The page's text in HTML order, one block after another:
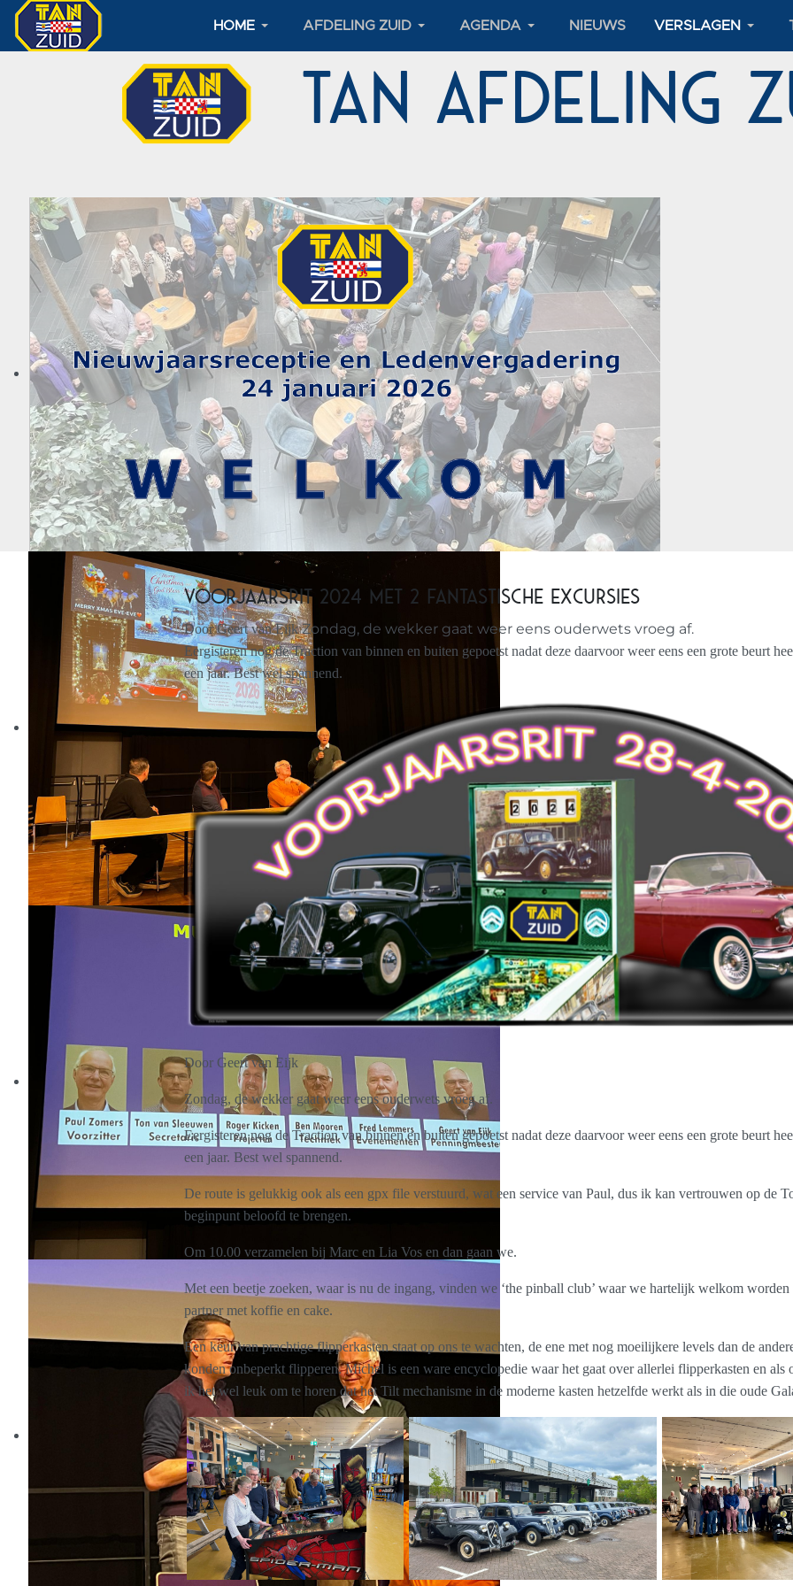
HOME AFDELING ZUID AGENDA NIEUWS VERSLAGEN
TAN
Voorjaarsrit 2024 met 2 fantastische excursies
Door Geert van EijkZondag, de wekker gaat weer eens ouderwets vroeg af.
Eergisteren nog de Traction van binnen en buiten gepoetst nadat deze daarvoor weer eens een grote beurt
een jaar. Best wel spannend.
Door Geert van Eijk
Zondag, de wekker gaat weer eens ouderwets vroeg af.
Eergisteren nog de Traction van binnen en buiten gepoetst nadat deze daarvoor weer eens een grote beurt
een jaar. Best wel spannend.
De route is gelukkig ook als een gpx file verstuurd, wat een service van Paul, dus ik kan vertrouwen op de
beginpunt beloofd te brengen.
Om 10.00 verzamelen bij Marc en Lia Vos en dan gaan we.
Met een beetje zoeken, waar is nu de ingang, vinden we ‘the pinball club’ waar we hartelijk welkom
partner met koffie en cake.
Een keur van prachtige flipperkasten staat op ons te wachten, de ene met nog moeilijkere levels dan de
konden onbeperkt flipperen. Michel is een ware encyclopedie waar het gaat over allerlei flipperkasten en als
ik het wel leuk om te horen dat het Tilt mechanisme in de moderne kasten hetzelfde werkt als in die oude